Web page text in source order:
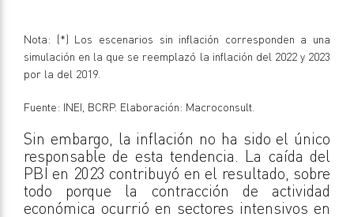
Nota: (*) Los escenarios sin inflación corresponden a una
simulación en la que se reemplazó la inflación del 2022 y 2023
por la del 2019.
Fuente: INEI, BCRP. Elaboración: Macroconsult.
Sin embargo, la inflación no ha sido el único
responsable de esta tendencia. La caída del
PBI en 2023 contribuyó en el resultado, sobre
todo porque la contracción de actividad
económica ocurrió en sectores intensivos en